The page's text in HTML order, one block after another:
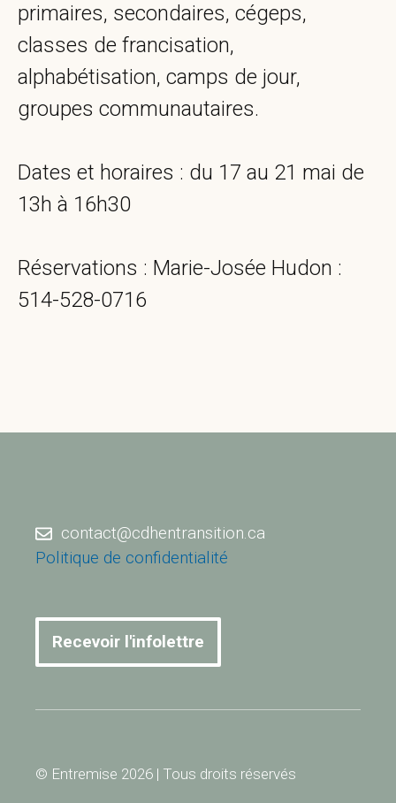
primaires, secondaires, cégeps,
classes de francisation,
alphabétisation, camps de jour,
groupes communautaires.
Dates et horaires : du 17 au 21 mai de
13h à 16h30
Réservations : Marie-Josée Hudon :
514-528-0716
contact@cdhentransition.ca
Politique de confidentialité
Recevoir l'infolettre
© Entremise 2026 | Tous droits réservés